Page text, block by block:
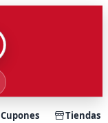
Cupones Tiendas